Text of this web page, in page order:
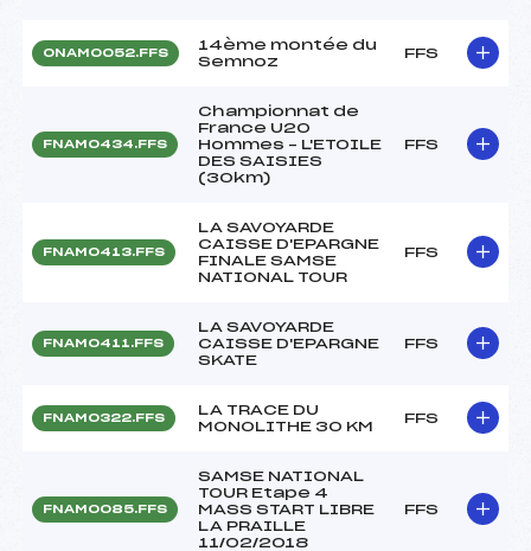
ONAM0052.FFS
14ème montée du
Semnoz
FFS
FNAM0434.FFS
Championnat de
France U20
Hommes – L'ETOILE
DES SAISIES
(30km)
FFS
FNAM0413.FFS
LA SAVOYARDE
CAISSE D'EPARGNE
FINALE SAMSE
NATIONAL TOUR
FFS
FNAM0411.FFS
LA SAVOYARDE
CAISSE D'EPARGNE
SKATE
FFS
FNAM0322.FFS
LA TRACE DU
MONOLITHE 30 KM
FFS
FNAM0085.FFS
SAMSE NATIONAL
TOUR Etape 4
MASS START LIBRE
LA PRAILLE
11/02/2018
FFS